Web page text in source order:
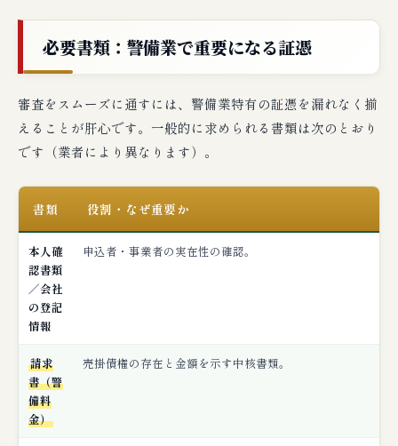
必要書類：警備業で重要になる証憑
審査をスムーズに通すには、警備業特有の証憑を漏れなく揃
えることが肝心です。一般的に求められる書類は次のとおり
です（業者により異なります）。
書類 役割・なぜ重要か
本人確
認書類
／会社
の登記
情報
申込者・事業者の実在性の確認。
請求
書（警
備料
金）
売掛債権の存在と金額を示す中核書類。